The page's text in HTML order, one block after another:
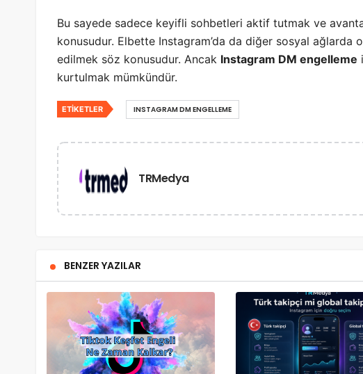
Bu sayede sadece keyifli sohbetleri aktif tutmak ve
konusudur. Elbette Instagram’da da diğer sosyal ağlarda
edilmek söz konusudur. Ancak Instagram DM engelleme
kurtulmak mümkündür.
ETIKETLER INSTAGRAM DM ENGELLEME
TRMedya
BENZER YAZILAR